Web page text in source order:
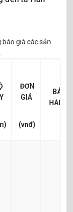
báo giá các sản
ĐƠN
GIÁ
(vnđ)
BẢO
HÀNH